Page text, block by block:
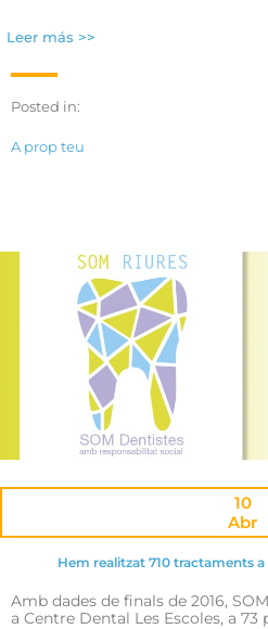
Leer más >>
Posted in:
A prop teu
10
Abr
Hem realitzat 710 tractaments
Amb dades de finals de 2016,
a Centre Dental Les Escoles, a